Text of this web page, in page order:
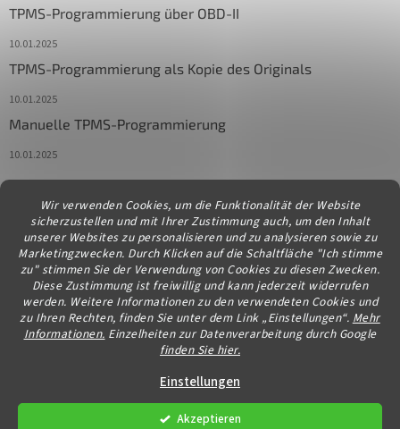
Wir verwenden Cookies, um die Funktionalität der Website
sicherzustellen und mit Ihrer Zustimmung auch, um den Inhalt
unserer Websites zu personalisieren und zu analysieren sowie zu
Marketingzwecken. Durch Klicken auf die Schaltfläche "Ich stimme
zu" stimmen Sie der Verwendung von Cookies zu diesen Zwecken.
Diese Zustimmung ist freiwillig und kann jederzeit widerrufen
werden. Weitere Informationen zu den verwendeten Cookies und
zu Ihren Rechten, finden Sie unter dem Link „Einstellungen“. Mehr
Informationen. Einzelheiten zur Datenverarbeitung durch Google
finden Sie hier.
Einstellungen
Akzeptieren
TPMS-Programmierung über OBD-II
10.01.2025
TPMS-Programmierung als Kopie des Originals
10.01.2025
Manuelle TPMS-Programmierung
10.01.2025
Kontakt
info@diagstore.at
Erstellt von Shoptet